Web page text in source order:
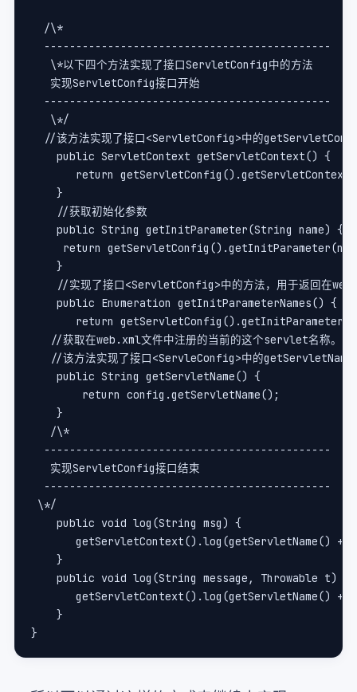
  /\*
  ---------------------------------------------
   \*以下四个方法实现了接口ServletConfig中的方法
   实现ServletConfig接口开始
  ---------------------------------------------
   \*/
//该方法实现了接口<ServletConfig>中的
    public ServletContext getServletContext() {
return
    }
    //获取初始化参数
public String getInitParameter(String
return
    }
//实现了接口<ServletConfig>中的方法，用于返回在
public Enumeration getInitParameterNames()
return
//获取在web.xml文件中注册的当前的这个servlet名称
//该方法实现了接口<ServleConfig>中的
    public String getServletName() {
        return config.getServletName();
    }
   /\*
  ---------------------------------------------
   实现ServletConfig接口结束
  ---------------------------------------------
\*/
    public void log(String msg) {
getServletContext().log(getServletName()
    }
public void log(String message, Throwable
getServletContext().log(getServletName()
    }
}